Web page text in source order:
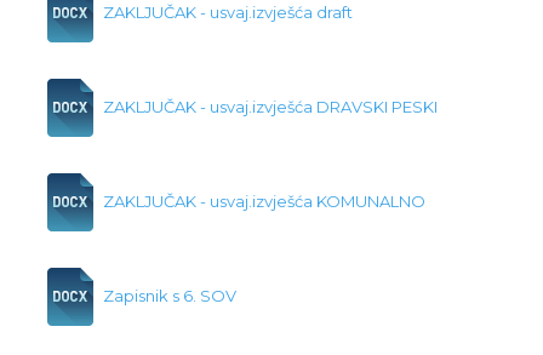
ZAKLJUČAK - usvaj.izvješća draft
ZAKLJUČAK - usvaj.izvješća DRAVSKI PESKI
ZAKLJUČAK - usvaj.izvješća KOMUNALNO
Zapisnik s 6. SOV